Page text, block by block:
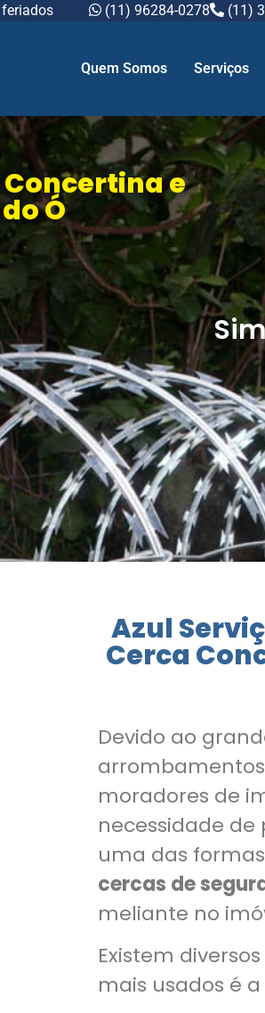
(11) 96284-0278 (11)
Quem Somos Serviços
e
Ó
Azul
Cerca
Devido ao
moradores de
necessidade
uma das
cercas de
meliante no
Existem
mais usados é